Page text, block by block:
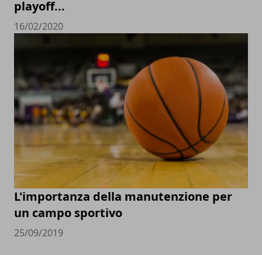
playoff...
16/02/2020
L'importanza della manutenzione per
un campo sportivo
25/09/2019